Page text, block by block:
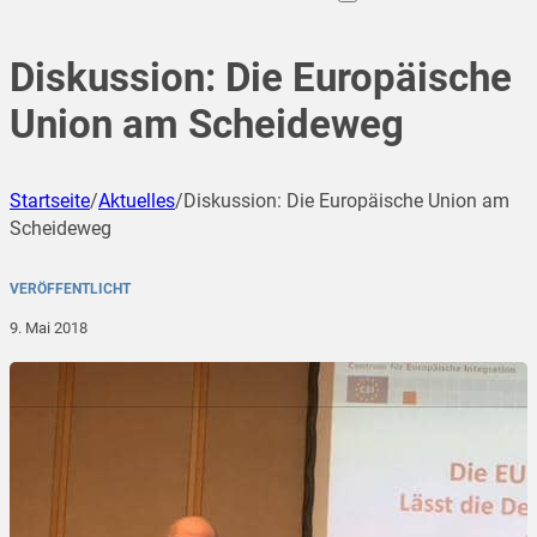
Diskussion: Die Europäische
Union am Scheideweg
Startseite/Aktuelles/Diskussion: Die Europäische Union am
Scheideweg
VERÖFFENTLICHT
9. Mai 2018